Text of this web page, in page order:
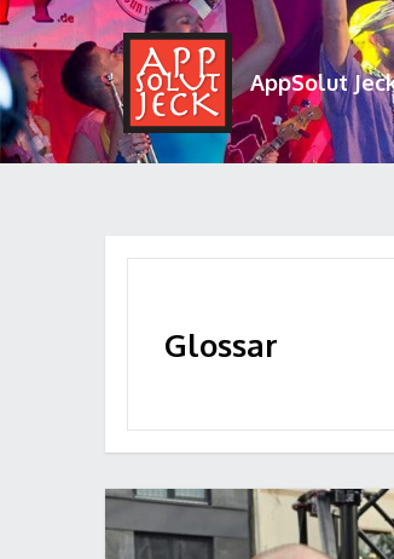
AppSolut
Glossar